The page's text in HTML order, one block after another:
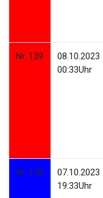
Nr. 139
08.10.2023
00:33Uhr
Nr. 138
07.10.2023
19:33Uhr